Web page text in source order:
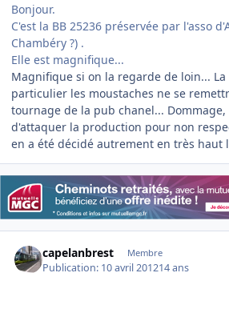
Bonjour.
C'est la BB 25236 préservée par l'asso
Chambéry ?) .
Elle est magnifique...
Magnifique si on la regarde de loin...
particulier les moustaches ne se
tournage de la pub chanel... Dommage,
d'attaquer la production pour non
en a été décidé autrement en très haut
capelanbrest Membre
Publication: 10 avril 201214 ans